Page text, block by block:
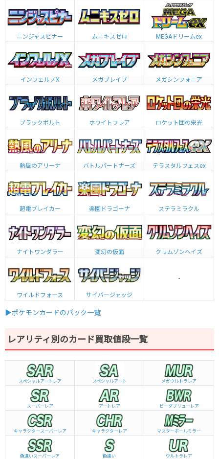
ニンジャスピナー ムニキスゼロ MEGAドリームex
インフェルノX メガブレイブ メガシンフォニア
ブラックボルト ホワイトフレア ロケット団の栄光
熱風のアリーナ バトルパートナーズ テラスタルフェスex
超電ブレイカー 楽園ドラゴーナ ステラミラクル
ナイトワンダラー 変幻の仮面 クリムゾンヘイズ
ワイルドフォース サイバージャッジ
-
▶ポケモンカードのパック一覧
レアリティ別のカード買取値段一覧
スペシャルアートレア スペシャルアート メガウルトラレア
スーパーレア アートレア ビーダブリュー レア
キャラクタースーパーレア キャラクターレア マスターボールミラー
色違いスーパーレア 色違い ウルトラレア